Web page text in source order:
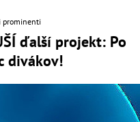
prominenti
ďalší projekt: Po
divákov!